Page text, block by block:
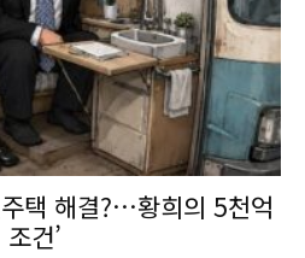
택 해결?…황희의 5천억
건’